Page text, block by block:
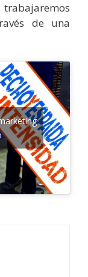
de una